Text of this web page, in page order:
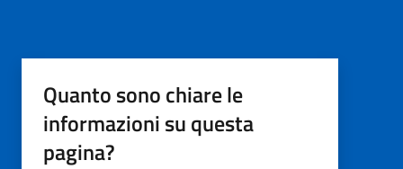
Quanto sono chiare le
informazioni su questa
pagina?